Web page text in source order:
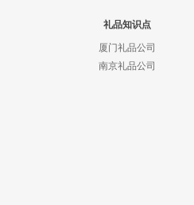
礼品知识点
厦门礼品公司
南京礼品公司